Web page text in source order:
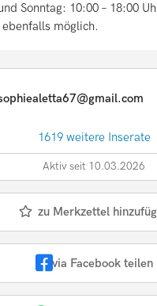
Sonntag: 10:00 – 18:00
möglich.
1619 weitere Inserate
Aktiv seit 10.03.2026
zu Merkzettel
via Facebook teilen